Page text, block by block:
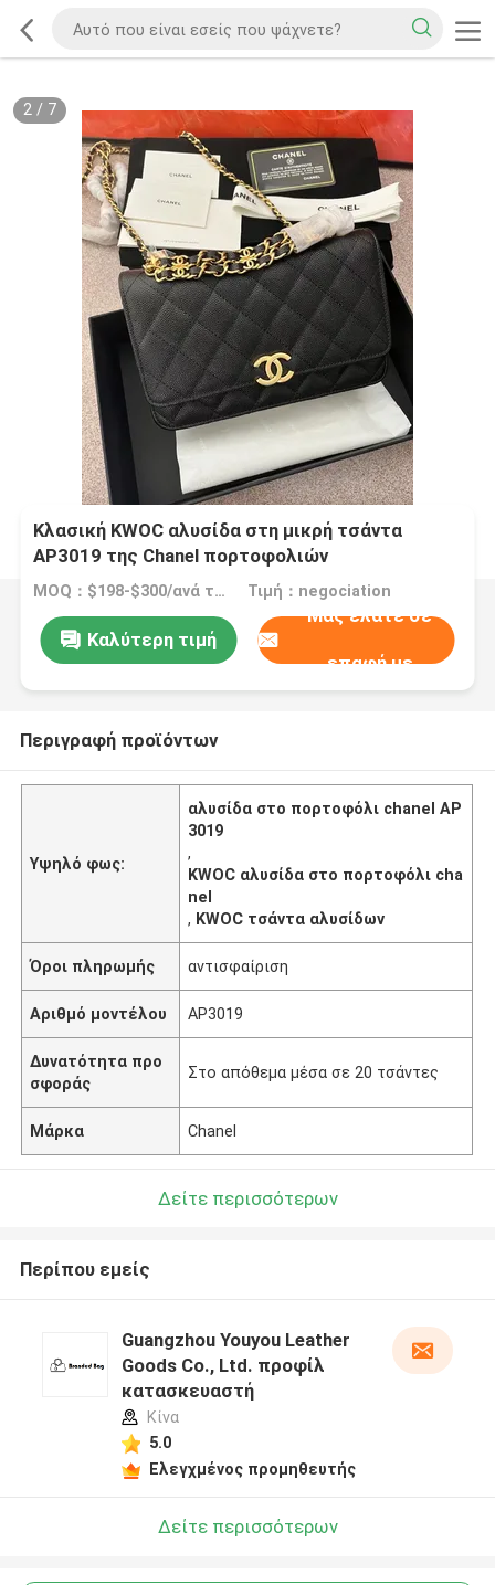
2/ 7
Κλασική KWOC αλυσίδα στη μικρή τσάντα
AP3019 της Chanel πορτοφολιών
MOQ：$198-$300/ανά τσάντα Τιμή：negociation
Καλύτερη τιμή
Μας ελάτε σε
επαφή με
Περιγραφή προϊόντων
Υψηλό φως:
αλυσίδα στο πορτοφόλι chanel AP
3019
,
KWOC αλυσίδα στο πορτοφόλι cha
nel
, KWOC τσάντα αλυσίδων
Όροι πληρωμής αντισφαίριση
Αριθμό μοντέλου AP3019
Δυνατότητα προ
σφοράς
Στο απόθεμα μέσα σε 20 τσάντες
Μάρκα Chanel
Δείτε περισσότερων
Περίπου εμείς
Guangzhou Youyou Leather
Goods Co., Ltd. προφίλ
κατασκευαστή
Κίνα
5.0
Ελεγχμένος προμηθευτής
Δείτε περισσότερων